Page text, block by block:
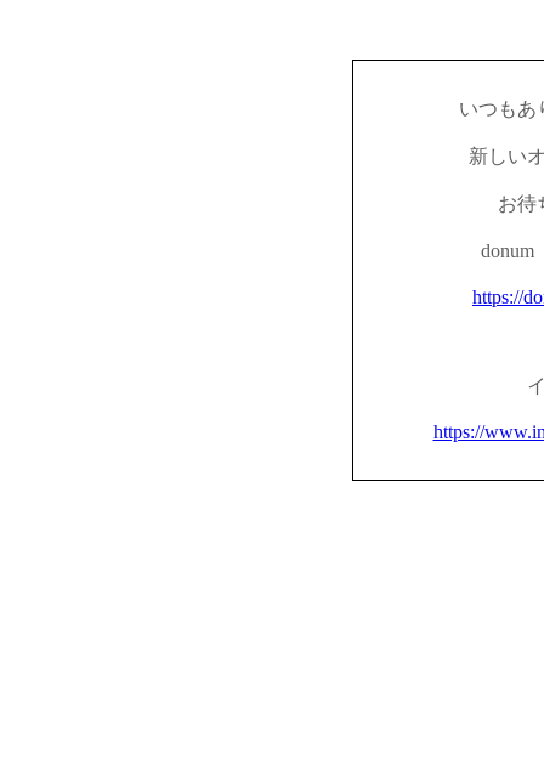
いつもあ
新しい
お待
donum
https://
https://